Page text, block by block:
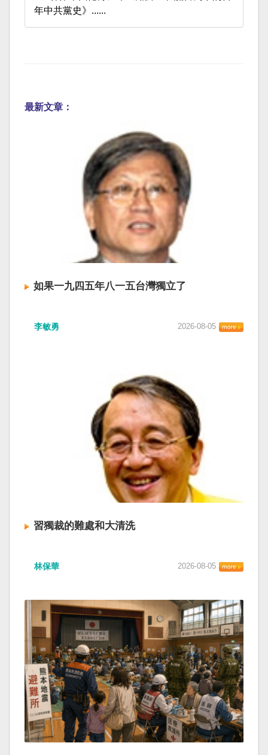
年中共黨史》......
最新文章：
如果一九四五年八一五台灣獨立了
李敏勇 2026-08-05
習獨裁的難處和大清洗
林保華 2026-08-05